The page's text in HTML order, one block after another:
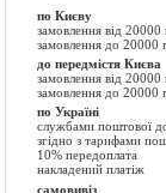
по Києву
замовлення від
замовлення до 20000
до передмістя Києва
замовлення від
замовлення до 20000
по Україні
службами поштової
згідно з тарифами
10% передоплата
накладений платіж
самовивіз